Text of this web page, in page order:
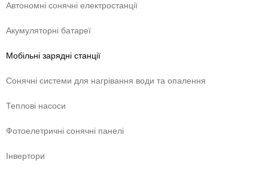
Автономні сонячні електростанції
Акумуляторні батареї
Мобільні зарядні станції
Сонячні системи для нагрівання води та опалення
Теплові насоси
Фотоелетричні cонячні панелі
Інвертори